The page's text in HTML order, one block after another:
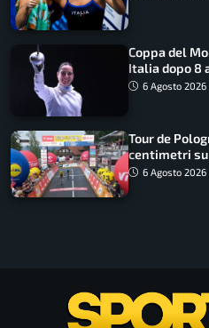
Coppa del
Italia dopo 8
lavoro dà
6 Agosto 2026
Tour de
centimetri su
tappa6 Agosto 2026